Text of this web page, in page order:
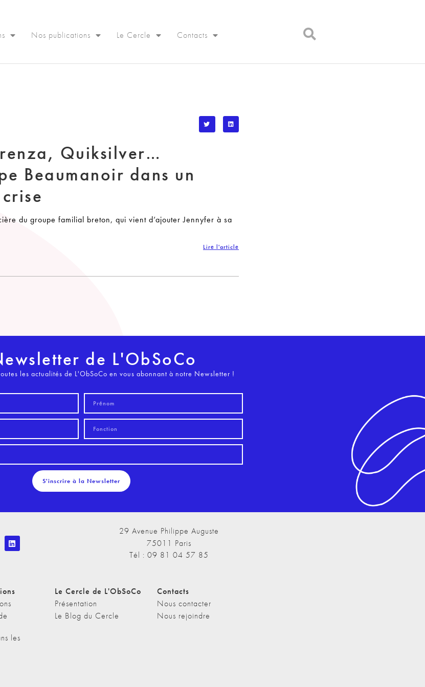
Nos publications Le Cercle Contacts
Quiksilver…
Beaumanoir dans un
du groupe familial breton, qui vient d’ajouter Jennyfer à sa
Lire l'article
de L'ObSoCo
les actualités de L'ObSoCo en vous abonnant à notre Newsletter !
S'inscrire à la Newsletter
29 Avenue Philippe Auguste
75011 Paris
Tél : 09 81 04 57 85
les
Le Cercle de L'ObSoCo
Présentation
Le Blog du Cercle
Contacts
Nous contacter
Nous rejoindre